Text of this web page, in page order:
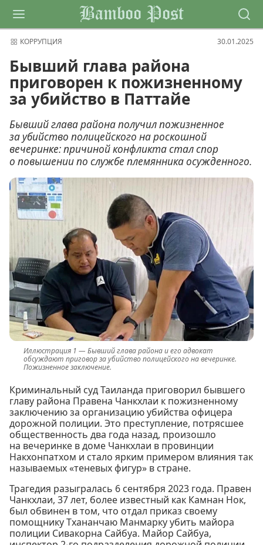
Bamboo Post
КОРРУПЦИЯ 30.01.2025
Бывший глава района
приговорен к пожизненному
за убийство в Паттайе
Бывший глава района получил пожизненное
за убийство полицейского на роскошной
вечеринке: причиной конфликта стал спор
о повышении по службе племянника осужденного.
Бывший глава района и его адвокат
обсуждают приговор за убийство полицейского на вечеринке.
Пожизненное заключение.
Криминальный суд Таиланда приговорил бывшего
главу района Правена Чанкхлаи к пожизненному
заключению за организацию убийства офицера
дорожной полиции. Это преступление, потрясшее
общественность два года назад, произошло
на вечеринке в доме Чанкхлаи в провинции
Накхонпатхом и стало ярким примером влияния так
называемых «теневых фигур» в стране.
Трагедия разыгралась 6 сентября 2023 года. Правен
Чанкхлаи, 37 лет, более известный как Камнан Нок,
был обвинен в том, что отдал приказ своему
помощнику Тхананчаю Манмарку убить майора
полиции Сивакорна Сайбуа. Майор Сайбуа,